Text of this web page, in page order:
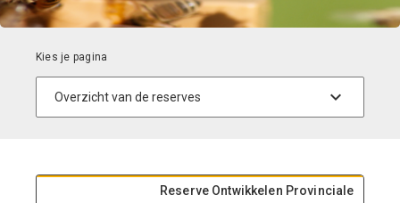
Reserve Ontwikkelen Provinciale